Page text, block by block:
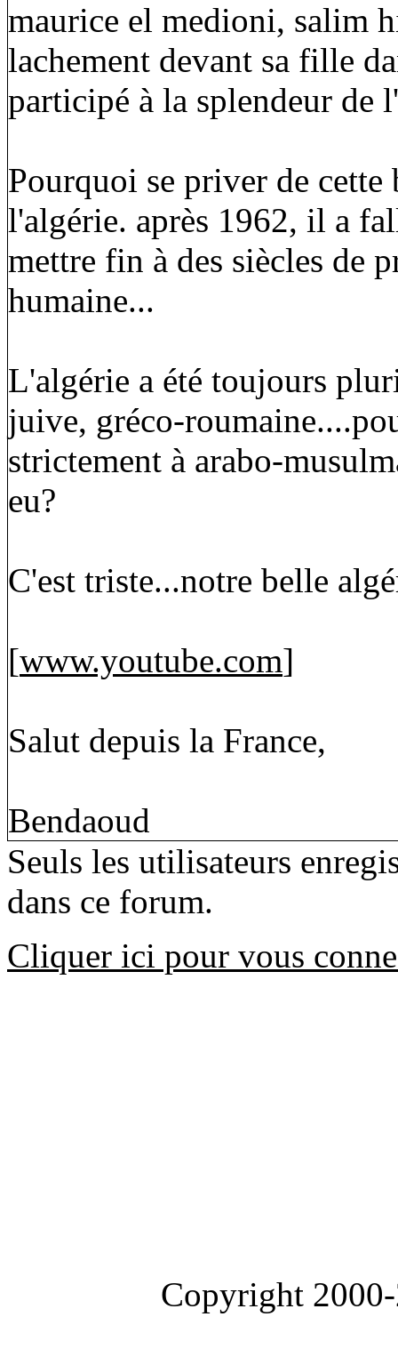
maurice el medioni, salim
lachement devant sa fille
participé à la splendeur de
Pourquoi se priver de
l'algérie. après 1962, il a
mettre fin à des siècles de
humaine...
L'algérie a été toujours
juive, gréco-
strictement à arabo-
eu?
C'est triste...notre belle
[www.youtube.com]
Salut depuis la France,
Bendaoud
Seuls les utilisateurs
dans ce forum.
Cliquer ici pour vous
Copyright